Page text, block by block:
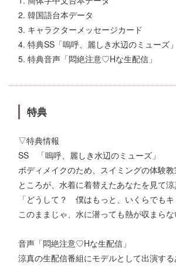
2. 韓国語台本データ
3. キャラクターメッセージカード
4. 特典SS「嗚呼、麗しき水辺のミューズ」
5. 特典音声「悶絶注意♡Hな生配信」
特典
▽特典情報
SS 「嗚呼、麗しき水辺のミューズ」
ボディメイクのため、スイミングの体験教
ところが、水着に着替えたあなたを見て
「どうして？ 僕はもっと、いくらでも
このままじゃ、水に潜っても熱が収まら
音声「悶絶注意♡Hな生配信」
涼真の生配信番組にモデルとして出演する